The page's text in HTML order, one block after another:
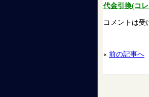
代金引換(コ
コメントは受
« 前の記事へ